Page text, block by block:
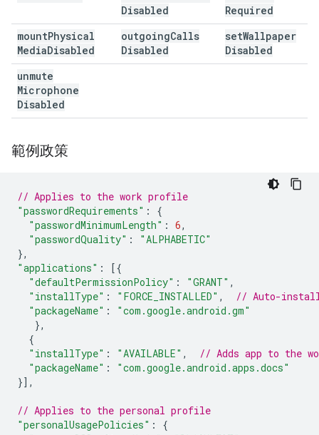
Disabled
Required
mountPhysical
MediaDisabled
outgoingCalls
Disabled
setWallpaper
Disabled
unmute
Microphone
Disabled
範例政策
// Applies to the work profile
"passwordRequirements" :
{
"passwordMinimumLength" : 6,
"passwordQuality" :
"ALPHABETIC"
},
"applications" :
[{
"defaultPermissionPolicy" : "GRANT" ,
"installType" : "FORCE_INSTALLED" ,
// Auto-
"packageName" :
"com.google.android.gm"
},
{
"installType" : "AVAILABLE" ,
// Adds app to the
"packageName" :
"com.google.android.apps.docs"
}],
// Applies to the personal profile
"personalUsagePolicies" :
{